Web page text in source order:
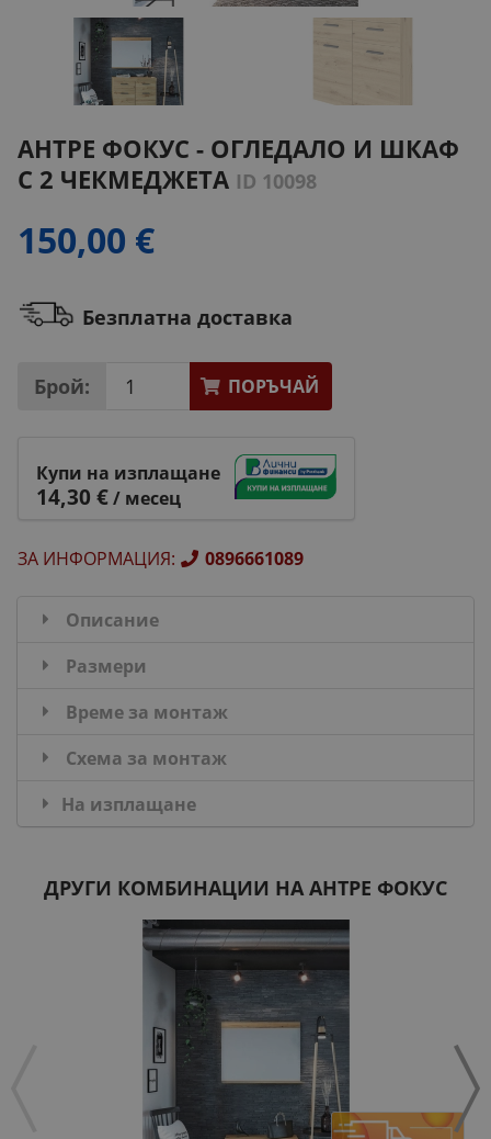
АНТРЕ ФОКУС - ОГЛЕДАЛО И ШКАФ
С 2 ЧЕКМЕДЖЕТА ID 10098
150,00 €
Безплатна доставка
Брой: ПОРЪЧАЙ
Купи на изплащане
14,30 €/ месец
ЗА ИНФОРМАЦИЯ: 0896661089
Описание
Размери
Време за монтаж
Схема за монтаж
На изплащане
ДРУГИ КОМБИНАЦИИ НА АНТРЕ ФОКУС